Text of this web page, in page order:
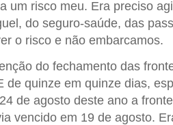
um risco meu. Era preciso
do seguro-saúde, das
o risco e não embarcamos.
do fechamento das
de quinze em quinze dias,
de agosto deste ano a
vencido em 19 de agosto.